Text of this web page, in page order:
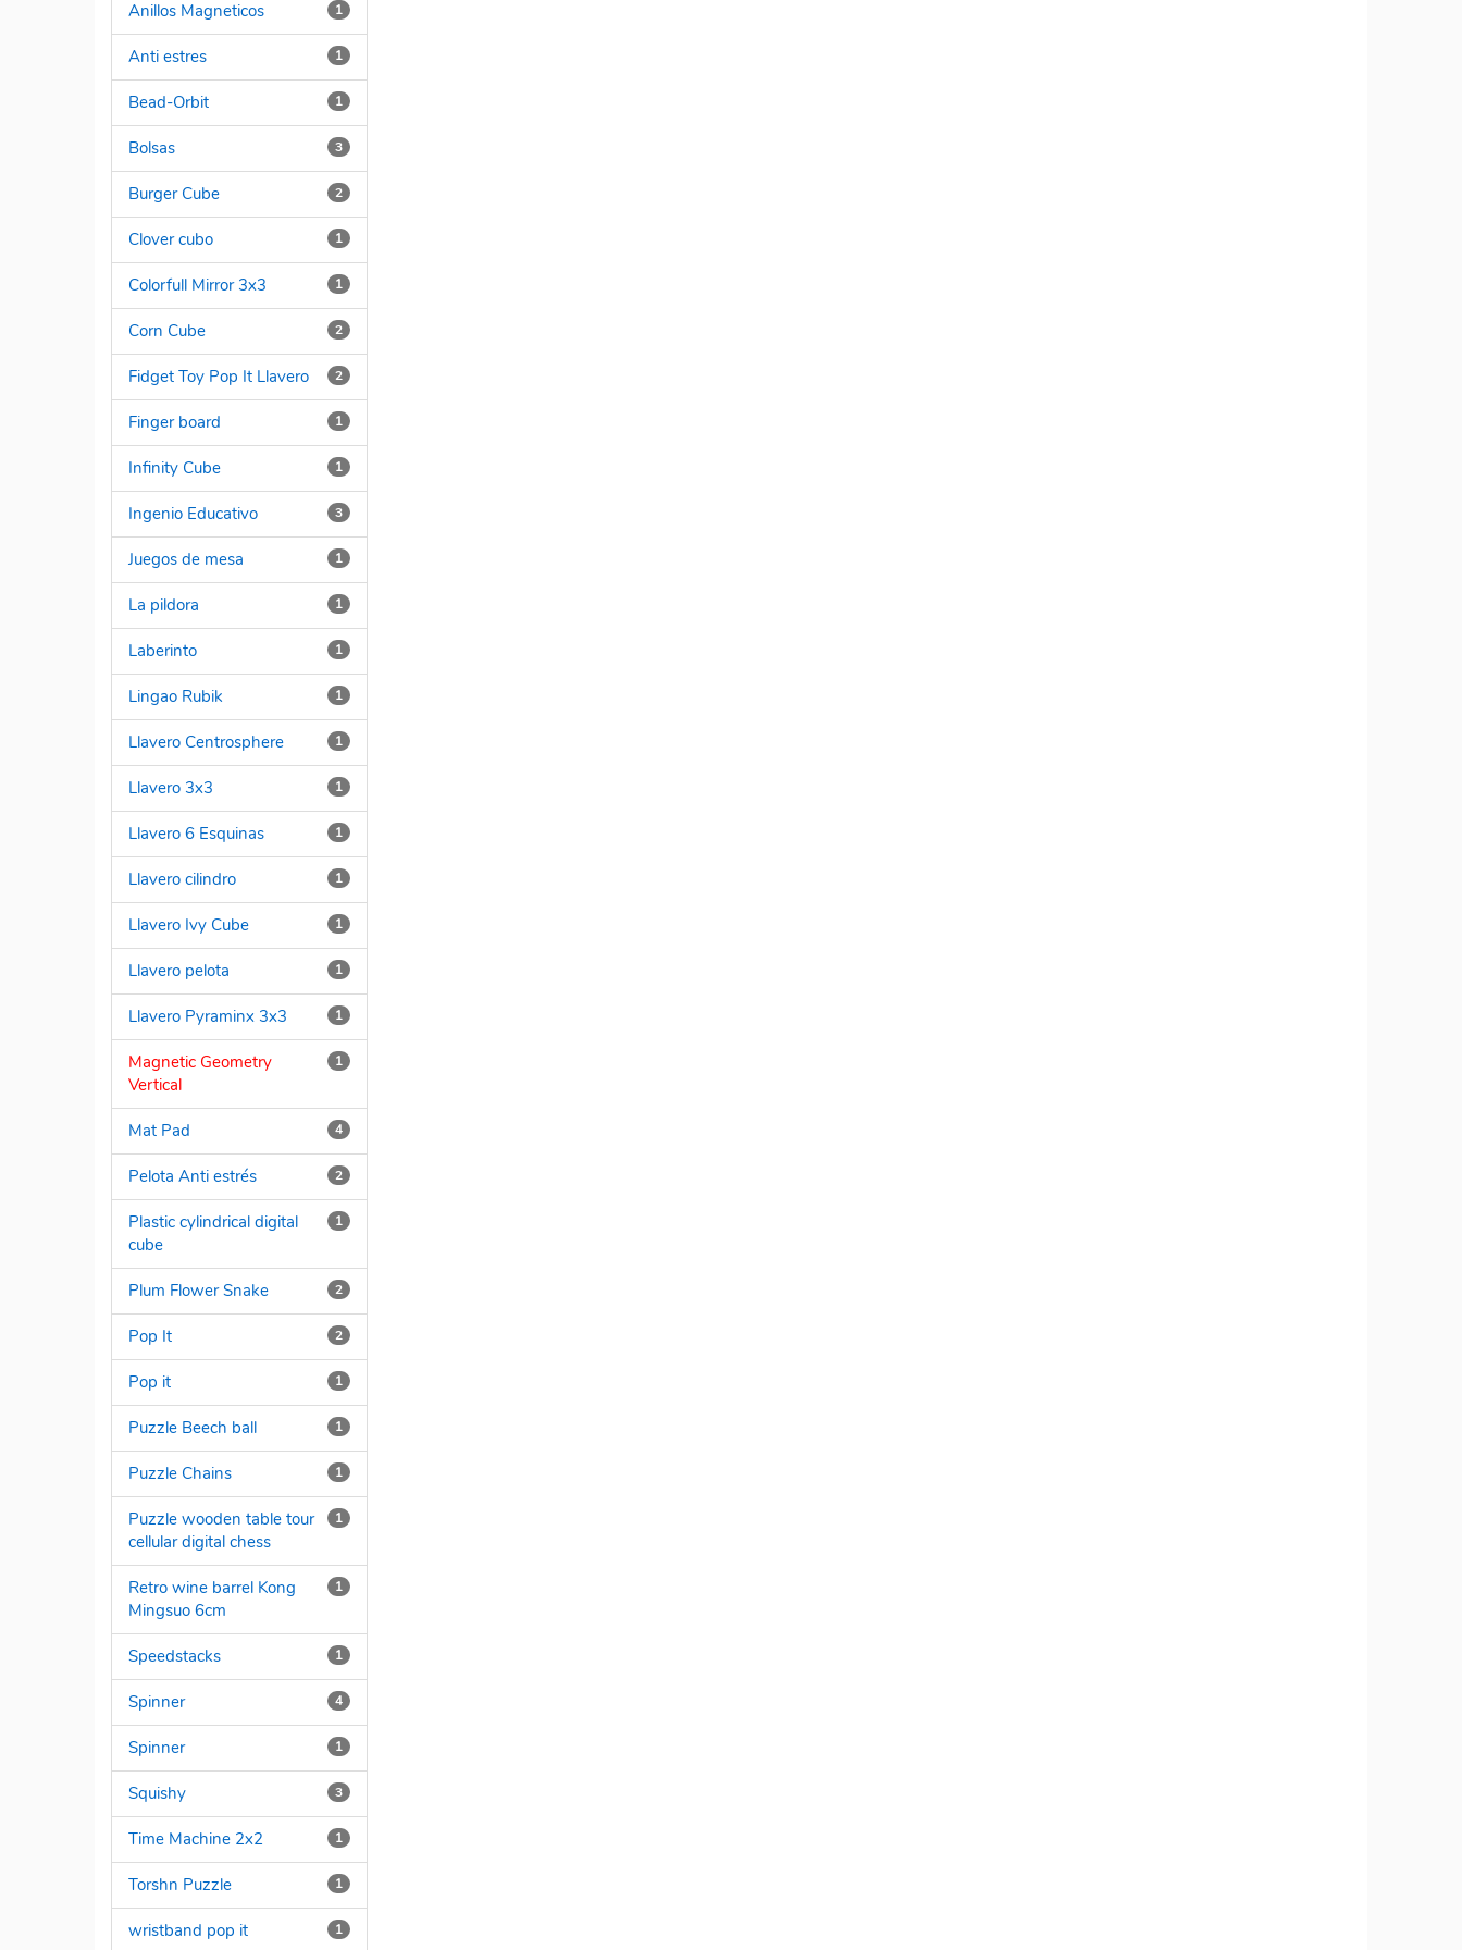
1
Anillos Magneticos
1
Anti estres
1
Bead-Orbit
3
Bolsas
2
Burger Cube
1
Clover cubo
1
Colorfull Mirror 3x3
2
Corn Cube
2
Fidget Toy Pop It Llavero
1
Finger board
1
Infinity Cube
3
Ingenio Educativo
1
Juegos de mesa
1
La pildora
1
Laberinto
1
Lingao Rubik
1
Llavero Centrosphere
1
Llavero 3x3
1
Llavero 6 Esquinas
1
Llavero cilindro
1
Llavero Ivy Cube
1
Llavero pelota
1
Llavero Pyraminx 3x3
1
Magnetic Geometry
Vertical
4
Mat Pad
2
Pelota Anti estrés
1
Plastic cylindrical digital
cube
2
Plum Flower Snake
2
Pop It
1
Pop it
1
Puzzle Beech ball
1
Puzzle Chains
1
Puzzle wooden table tour
cellular digital chess
1
Retro wine barrel Kong
Mingsuo 6cm
1
Speedstacks
4
Spinner
1
Spinner
3
Squishy
1
Time Machine 2x2
1
Torshn Puzzle
1
wristband pop it